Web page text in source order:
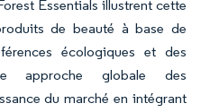
Essentials illustrent cette
de beauté à base de
écologiques et des
approche globale des
du marché en intégrant